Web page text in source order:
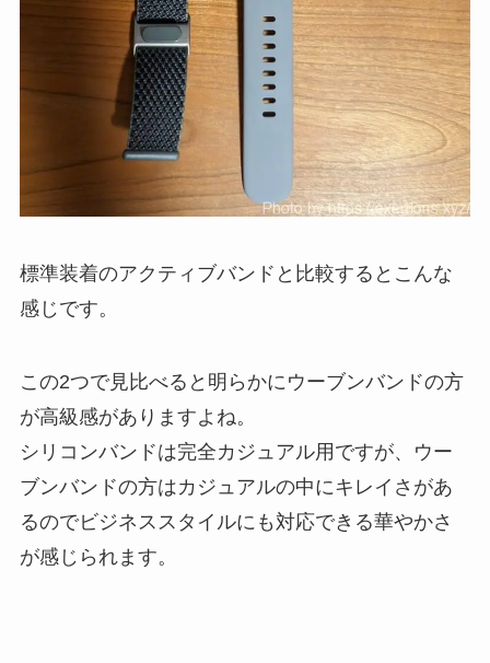
標準装着のアクティブバンドと比較するとこんな
感じです。
この2つで見比べると明らかにウーブンバンドの方
が高級感がありますよね。
シリコンバンドは完全カジュアル用ですが、ウー
ブンバンドの方はカジュアルの中にキレイさがあ
るのでビジネススタイルにも対応できる華やかさ
が感じられます。